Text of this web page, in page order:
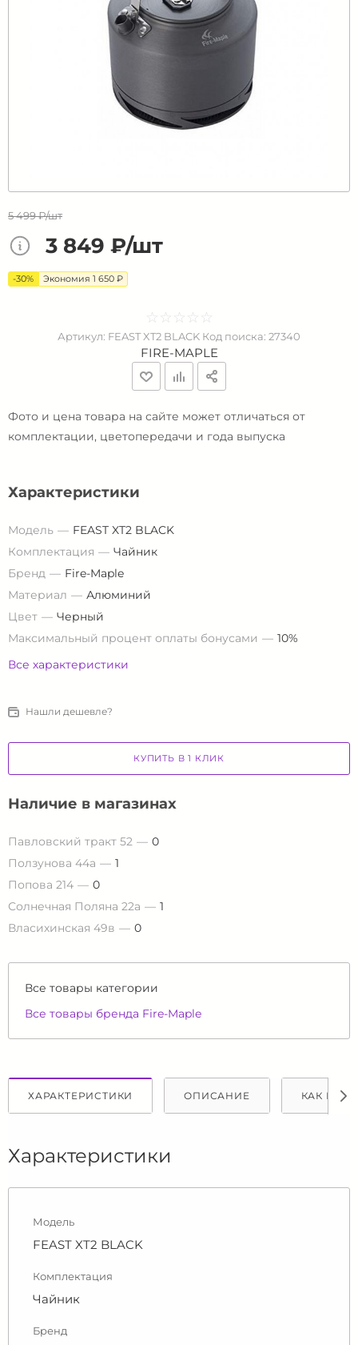
5 499 ₽/шт
3 849 ₽/шт
-30% Экономия 1 650 ₽
☆ ☆ ☆ ☆ ☆
★ ★ ★ ★ ★
Артикул: FEAST XT2 BLACK Код поиска: 27340
FIRE-MAPLE
Фото и цена товара на сайте может отличаться от
комплектации, цветопередачи и года выпуска
Характеристики
Модель
FEAST XT2 BLACK
Комплектация
Чайник
Бренд
Fire-Maple
Материал
Алюминий
Цвет
Черный
Максимальный процент оплаты бонусами
10%
Все характеристики
Нашли дешевле?
КУПИТЬ В 1 КЛИК
Наличие в магазинах
Павловский тракт 52
0
Ползунова 44а
1
Попова 214
0
Солнечная Поляна 22а
1
Власихинская 49в
0
Все товары категории
Все товары бренда Fire-Maple
ХАРАКТЕРИСТИКИ ОПИСАНИЕ КАК
Характеристики
Модель
FEAST XT2 BLACK
Комплектация
Чайник
Бренд